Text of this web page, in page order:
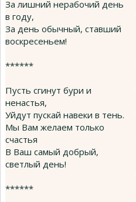
За лишний нерабочий день
в году,
За день обычный, ставший
воскресеньем!
******
Пусть сгинут бури и
ненастья,
Уйдут пускай навеки в тень.
Мы Вам желаем только
счастья
В Ваш самый добрый,
светлый день!
******